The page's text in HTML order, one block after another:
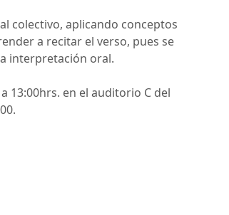
colectivo, aplicando conceptos
a recitar el verso, pues se
interpretación oral.
13:00hrs. en el auditorio C del